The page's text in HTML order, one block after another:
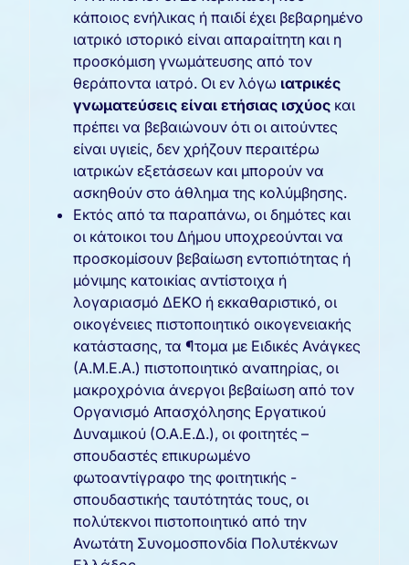
κάποιος ενήλικας ή παιδί έχει βεβαρημένο
ιατρικό ιστορικό είναι απαραίτητη και η
προσκόμιση γνωμάτευσης από τον
θεράποντα ιατρό. Οι εν λόγω ιατρικές
γνωματεύσεις είναι ετήσιας ισχύος και
πρέπει να βεβαιώνουν ότι οι αιτούντες
είναι υγιείς, δεν χρήζουν περαιτέρω
ιατρικών εξετάσεων και μπορούν να
ασκηθούν στο άθλημα της κολύμβησης.
Εκτός από τα παραπάνω, οι δημότες και
οι κάτοικοι του Δήμου υποχρεούνται να
προσκομίσουν βεβαίωση εντοπιότητας ή
μόνιμης κατοικίας αντίστοιχα ή
λογαριασμό ΔΕΚΟ ή εκκαθαριστικό, οι
οικογένειες πιστοποιητικό οικογενειακής
κατάστασης, τα ¶τομα με Ειδικές Ανάγκες
(Α.Μ.Ε.Α.) πιστοποιητικό αναπηρίας, οι
μακροχρόνια άνεργοι βεβαίωση από τον
Οργανισμό Απασχόλησης Εργατικού
Δυναμικού (Ο.Α.Ε.Δ.), οι φοιτητές –
σπουδαστές επικυρωμένο
φωτοαντίγραφο της φοιτητικής -
σπουδαστικής ταυτότητάς τους, οι
πολύτεκνοι πιστοποιητικό από την
Ανωτάτη Συνομοσπονδία Πολυτέκνων